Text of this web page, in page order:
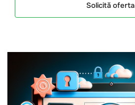
Solicită oferta